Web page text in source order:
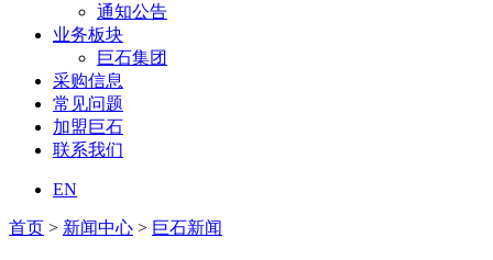
通知公告
业务板块
巨石集团
采购信息
常见问题
加盟巨石
联系我们
EN
首页 > 新闻中心 > 巨石新闻